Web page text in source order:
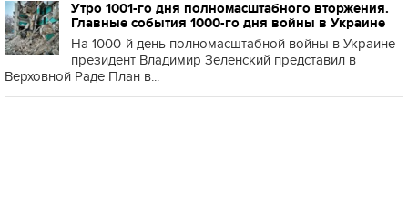
Утро 1001-го дня полномасштабного вторжения.
Главные события 1000-го дня войны в Украине
На 1000-й день полномасштабной войны в Украине
президент Владимир Зеленский представил в
Верховной Раде План в...